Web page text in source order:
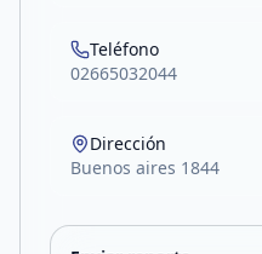
Teléfono
02665032044
Dirección
Buenos aires 1844